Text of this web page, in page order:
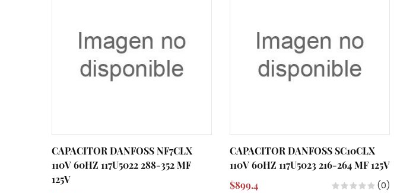
CAPACITOR DANFOSS NF7CLX
110V 60HZ 117U5022 288-352 MF
125V
CAPACITOR DANFOSS SC10CLX
110V 60HZ 117U5023 216-264 MF 125V
$899.4
(0)